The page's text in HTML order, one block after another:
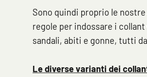
Sono quindi proprio le
regole per indossare i
sandali, abiti e gonne, tutti
Le diverse varianti dei